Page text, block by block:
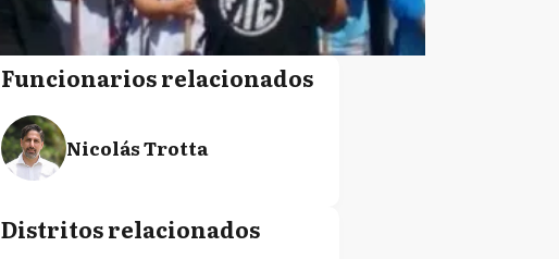
Funcionarios relacionados
Nicolás Trotta
Distritos relacionados